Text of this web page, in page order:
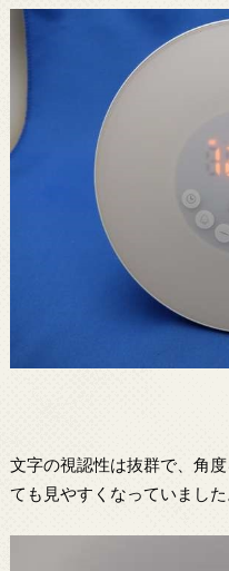
文字の視認性は抜群で、角
ても見やすくなっていました